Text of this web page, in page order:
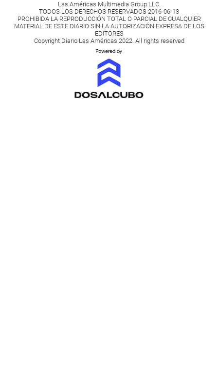
Las Américas Multimedia Group LLC.
TODOS LOS DERECHOS RESERVADOS 2016-06-13
PROHIBIDA LA REPRODUCCIÓN TOTAL O PARCIAL DE CUALQUIER
MATERIAL DE ESTE DIARIO SIN LA AUTORIZACIÓN EXPRESA DE LOS
EDITORES
Copyright Diario Las Américas 2022. All rights reserved